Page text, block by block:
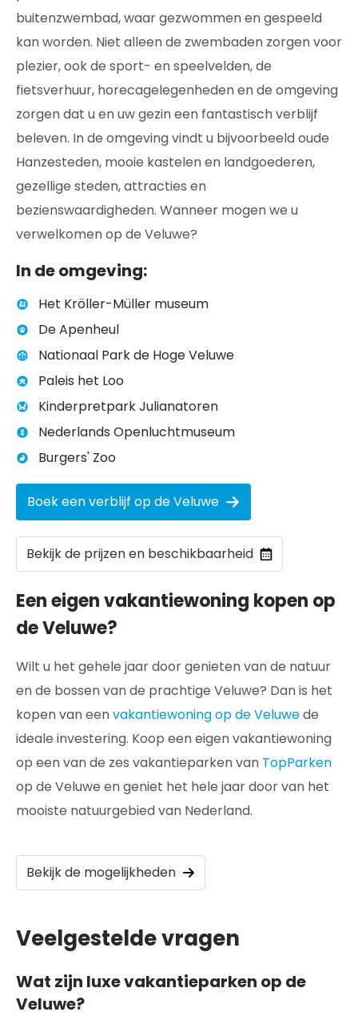
buitenzwembad, waar gezwommen en gespeeld
kan worden. Niet alleen de zwembaden zorgen voor
plezier, ook de sport- en speelvelden, de
fietsverhuur, horecagelegenheden en de omgeving
zorgen dat u en uw gezin een fantastisch verblijf
beleven. In de omgeving vindt u bijvoorbeeld oude
Hanzesteden, mooie kastelen en landgoederen,
gezellige steden, attracties en
bezienswaardigheden. Wanneer mogen we u
verwelkomen op de Veluwe?
In de omgeving:
Het Kröller-Müller museum
De Apenheul
Nationaal Park de Hoge Veluwe
Paleis het Loo
Kinderpretpark Julianatoren
Nederlands Openluchtmuseum
Burgers' Zoo
Boek een verblijf op de Veluwe
Bekijk de prijzen en beschikbaarheid
Een eigen vakantiewoning kopen op
de Veluwe?
Wilt u het gehele jaar door genieten van de natuur
en de bossen van de prachtige Veluwe? Dan is het
kopen van eenvakantiewoning op de Veluwede
ideale investering. Koop een eigen vakantiewoning
op een van de zes vakantieparken van TopParken
op de Veluwe en geniet het hele jaar door van het
mooiste natuurgebied van Nederland.
Bekijk de mogelijkheden
Veelgestelde vragen
Wat zijn luxe vakantieparken op de
Veluwe?